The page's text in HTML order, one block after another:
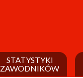
STATYSTYKI
ZAWODNIKÓW